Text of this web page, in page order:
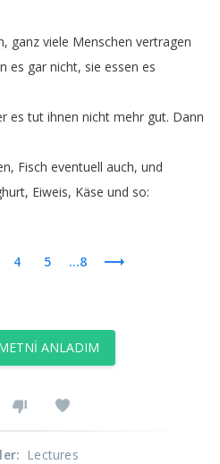
, ganz viele Menschen vertragen
es gar nicht, sie essen es
es tut ihnen nicht mehr gut. Dann
, Fisch eventuell auch, und
, Eiweis, Käse und so:
4 5 ...8
ANLADIM
: Lectures